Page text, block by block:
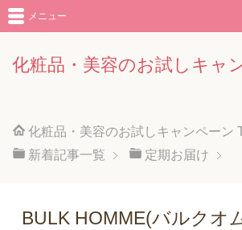
化粧品・美容のお試しキャ
メニュー
化粧品・美容のお試しキャンペーン
新着記事一覧
定期お届け
BULK HOMME(バルクオ